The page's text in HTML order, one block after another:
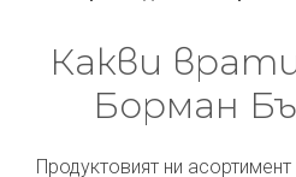
Какви
Борман
Продуктовият ни